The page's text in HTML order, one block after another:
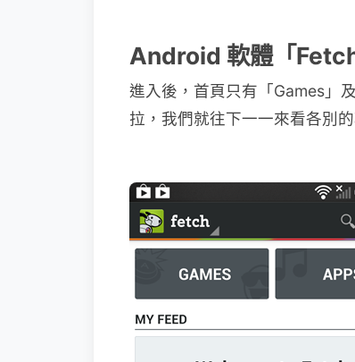
Android 軟體「
進入後，首頁只有「Games」
拉，我們就往下一一來看各別的